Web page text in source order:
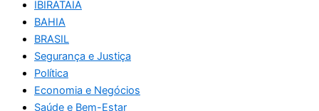
IBIRATAIA
BAHIA
BRASIL
Segurança e Justiça
Política
Economia e Negócios
Saúde e Bem-Estar